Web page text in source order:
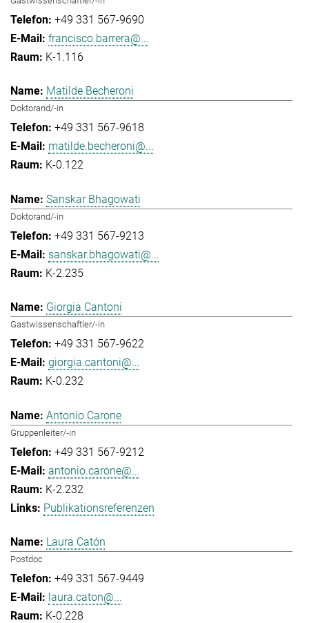
+49 331 567-9690
francisco.barrera@...
K-1.116
Matilde Becheroni
Doktorand/-in
+49 331 567-9618
matilde.becheroni@...
K-0.122
Sanskar Bhagowati
Doktorand/-in
+49 331 567-9213
sanskar.bhagowati@...
K-2.235
Giorgia Cantoni
Gastwissenschaftler/-in
+49 331 567-9622
giorgia.cantoni@...
K-0.232
Antonio Carone
Gruppenleiter/-in
+49 331 567-9212
antonio.carone@...
K-2.232
Publikationsreferenzen
Laura Catón
Postdoc
+49 331 567-9449
laura.caton@...
K-0.228